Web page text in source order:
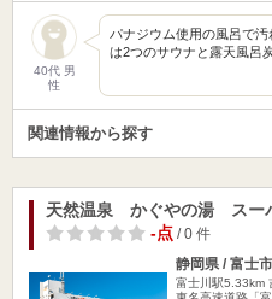
40代 男
性
パナジウム使用の風呂で
は2つのサウナと露天風呂
関連情報から探す
天然温泉 かぐやの湯 スー
-点/ 0 件
静岡県 / 富士市
富士川駅5.33km